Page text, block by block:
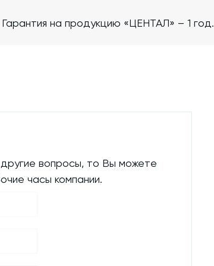
на продукцию «ЦЕНТАЛ» – 1 год.
вопросы, то Вы можете
часы компании.